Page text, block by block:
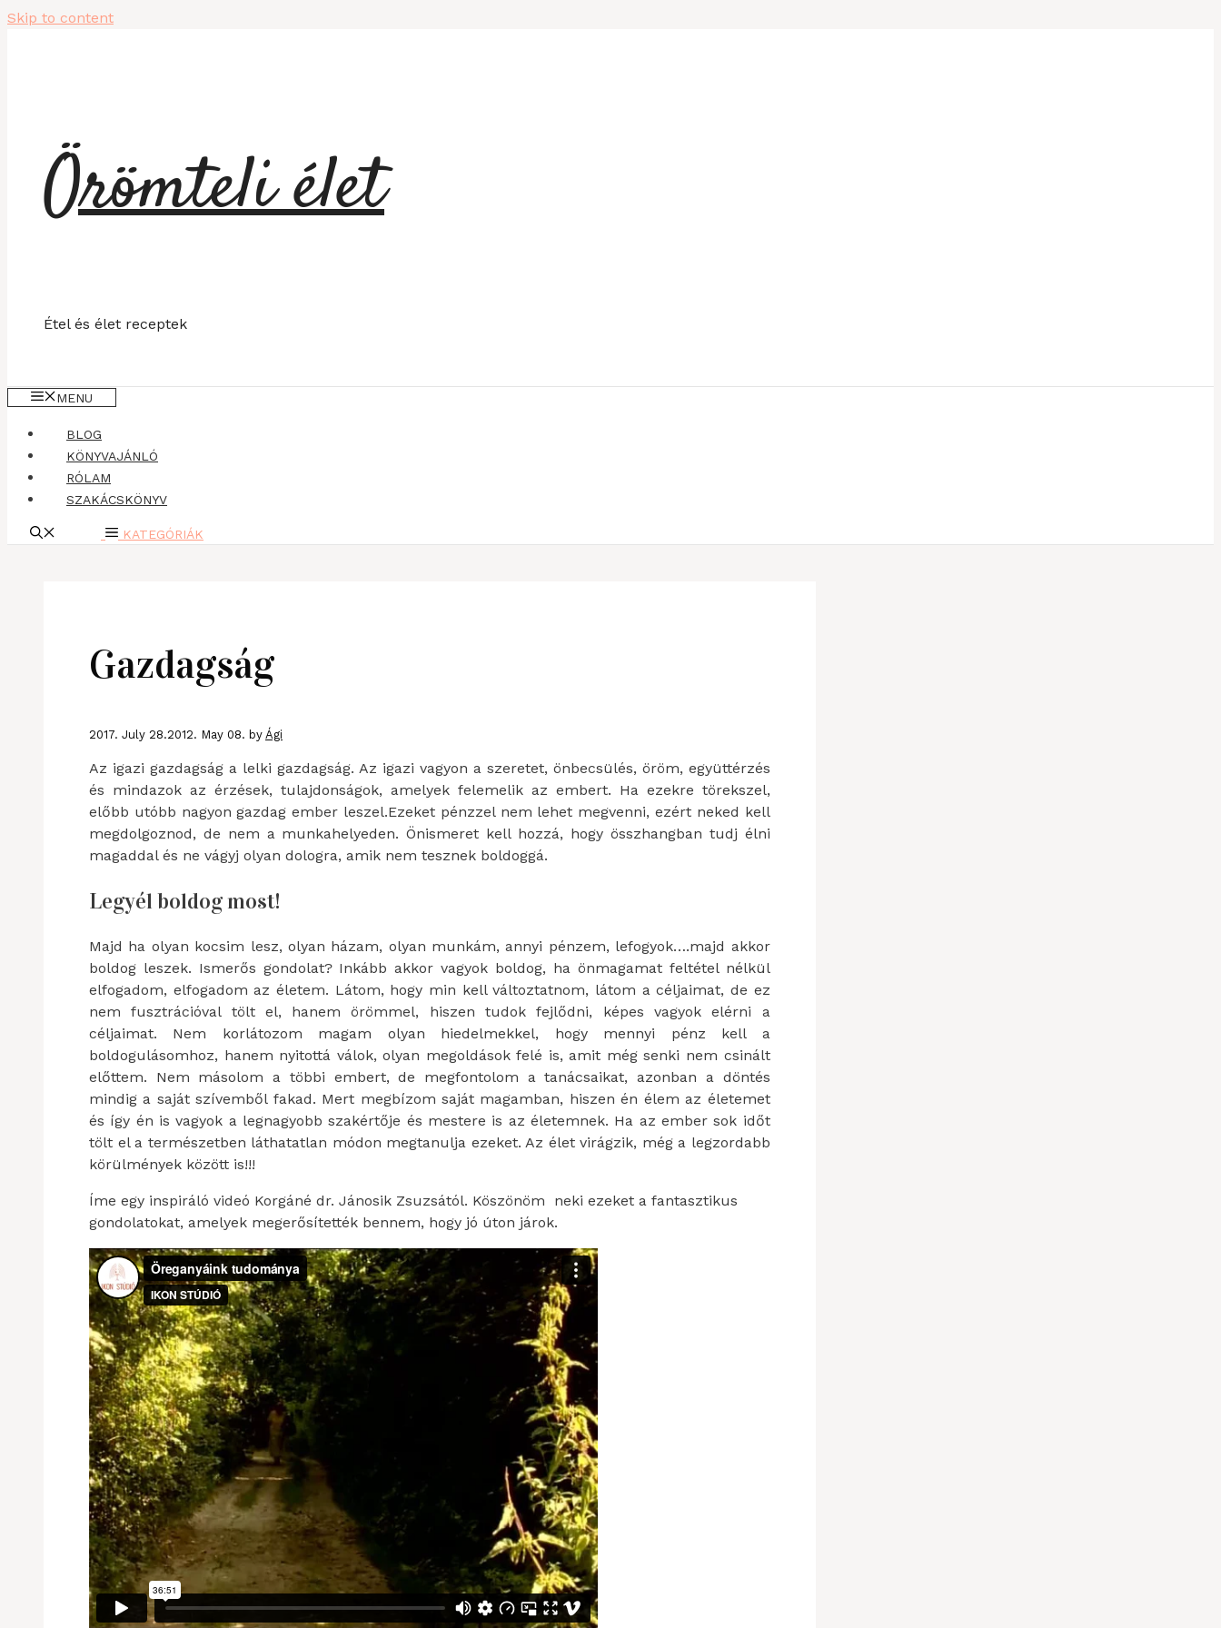
Skip to content
Örömteli élet
Étel és élet receptek
MENU
BLOG
KÖNYVAJÁNLÓ
RÓLAM
SZAKÁCSKÖNYV
KATEGÓRIÁK
Gazdagság
2017. July 28.2012. May 08. by Ági
Az igazi gazdagság a lelki gazdagság. Az igazi vagyon a szeretet, önbecsülés, öröm, együttérzés
és mindazok az érzések, tulajdonságok, amelyek felemelik az embert. Ha ezekre törekszel,
előbb utóbb nagyon gazdag ember leszel.Ezeket pénzzel nem lehet megvenni, ezért neked kell
megdolgoznod, de nem a munkahelyeden. Önismeret kell hozzá, hogy összhangban tudj élni
magaddal és ne vágyj olyan dologra, amik nem tesznek boldoggá.
Legyél boldog most!
Majd ha olyan kocsim lesz, olyan házam, olyan munkám, annyi pénzem, lefogyok….majd akkor
boldog leszek. Ismerős gondolat? Inkább akkor vagyok boldog, ha önmagamat feltétel nélkül
elfogadom, elfogadom az életem. Látom, hogy min kell változtatnom, látom a céljaimat, de ez
nem fusztrációval tölt el, hanem örömmel, hiszen tudok fejlődni, képes vagyok elérni a
céljaimat. Nem korlátozom magam olyan hiedelmekkel, hogy mennyi pénz kell a
boldogulásomhoz, hanem nyitottá válok, olyan megoldások felé is, amit még senki nem csinált
előttem. Nem másolom a többi embert, de megfontolom a tanácsaikat, azonban a döntés
mindig a saját szívemből fakad. Mert megbízom saját magamban, hiszen én élem az életemet
és így én is vagyok a legnagyobb szakértője és mestere is az életemnek. Ha az ember sok időt
tölt el a természetben láthatatlan módon megtanulja ezeket. Az élet virágzik, még a legzordabb
körülmények között is!!!
Íme egy inspiráló videó Korgáné dr. Jánosik Zsuzsától. Köszönöm neki ezeket a fantasztikus
gondolatokat, amelyek megerősítették bennem, hogy jó úton járok.